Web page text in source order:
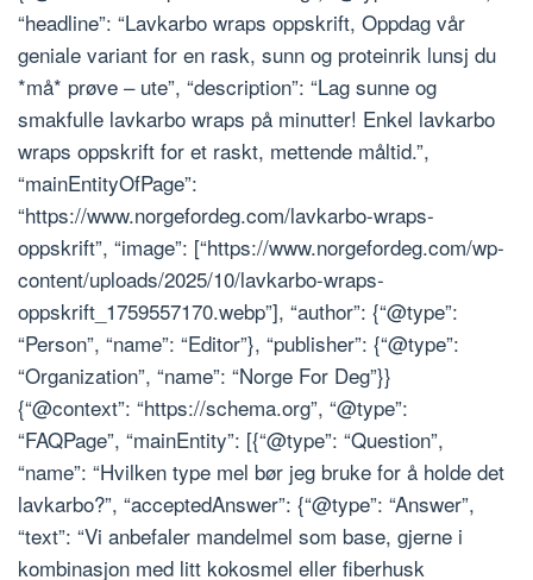
“headline”: “Lavkarbo wraps oppskrift, Oppdag vår
geniale variant for en rask, sunn og proteinrik lunsj du
*må* prøve – ute”, “description”: “Lag sunne og
smakfulle lavkarbo wraps på minutter! Enkel lavkarbo
wraps oppskrift for et raskt, mettende måltid.”,
“mainEntityOfPage”:
“https://www.norgefordeg.com/lavkarbo-wraps-
oppskrift”, “image”: [“https://www.norgefordeg.com/wp-
content/uploads/2025/10/lavkarbo-wraps-
oppskrift_1759557170.webp”], “author”: {“@type”:
“Person”, “name”: “Editor”}, “publisher”: {“@type”:
“Organization”, “name”: “Norge For Deg”}}
{“@context”: “https://schema.org”, “@type”:
“FAQPage”, “mainEntity”: [{“@type”: “Question”,
“name”: “Hvilken type mel bør jeg bruke for å holde det
lavkarbo?”, “acceptedAnswer”: {“@type”: “Answer”,
“text”: “Vi anbefaler mandelmel som base, gjerne i
kombinasjon med litt kokosmel eller fiberhusk